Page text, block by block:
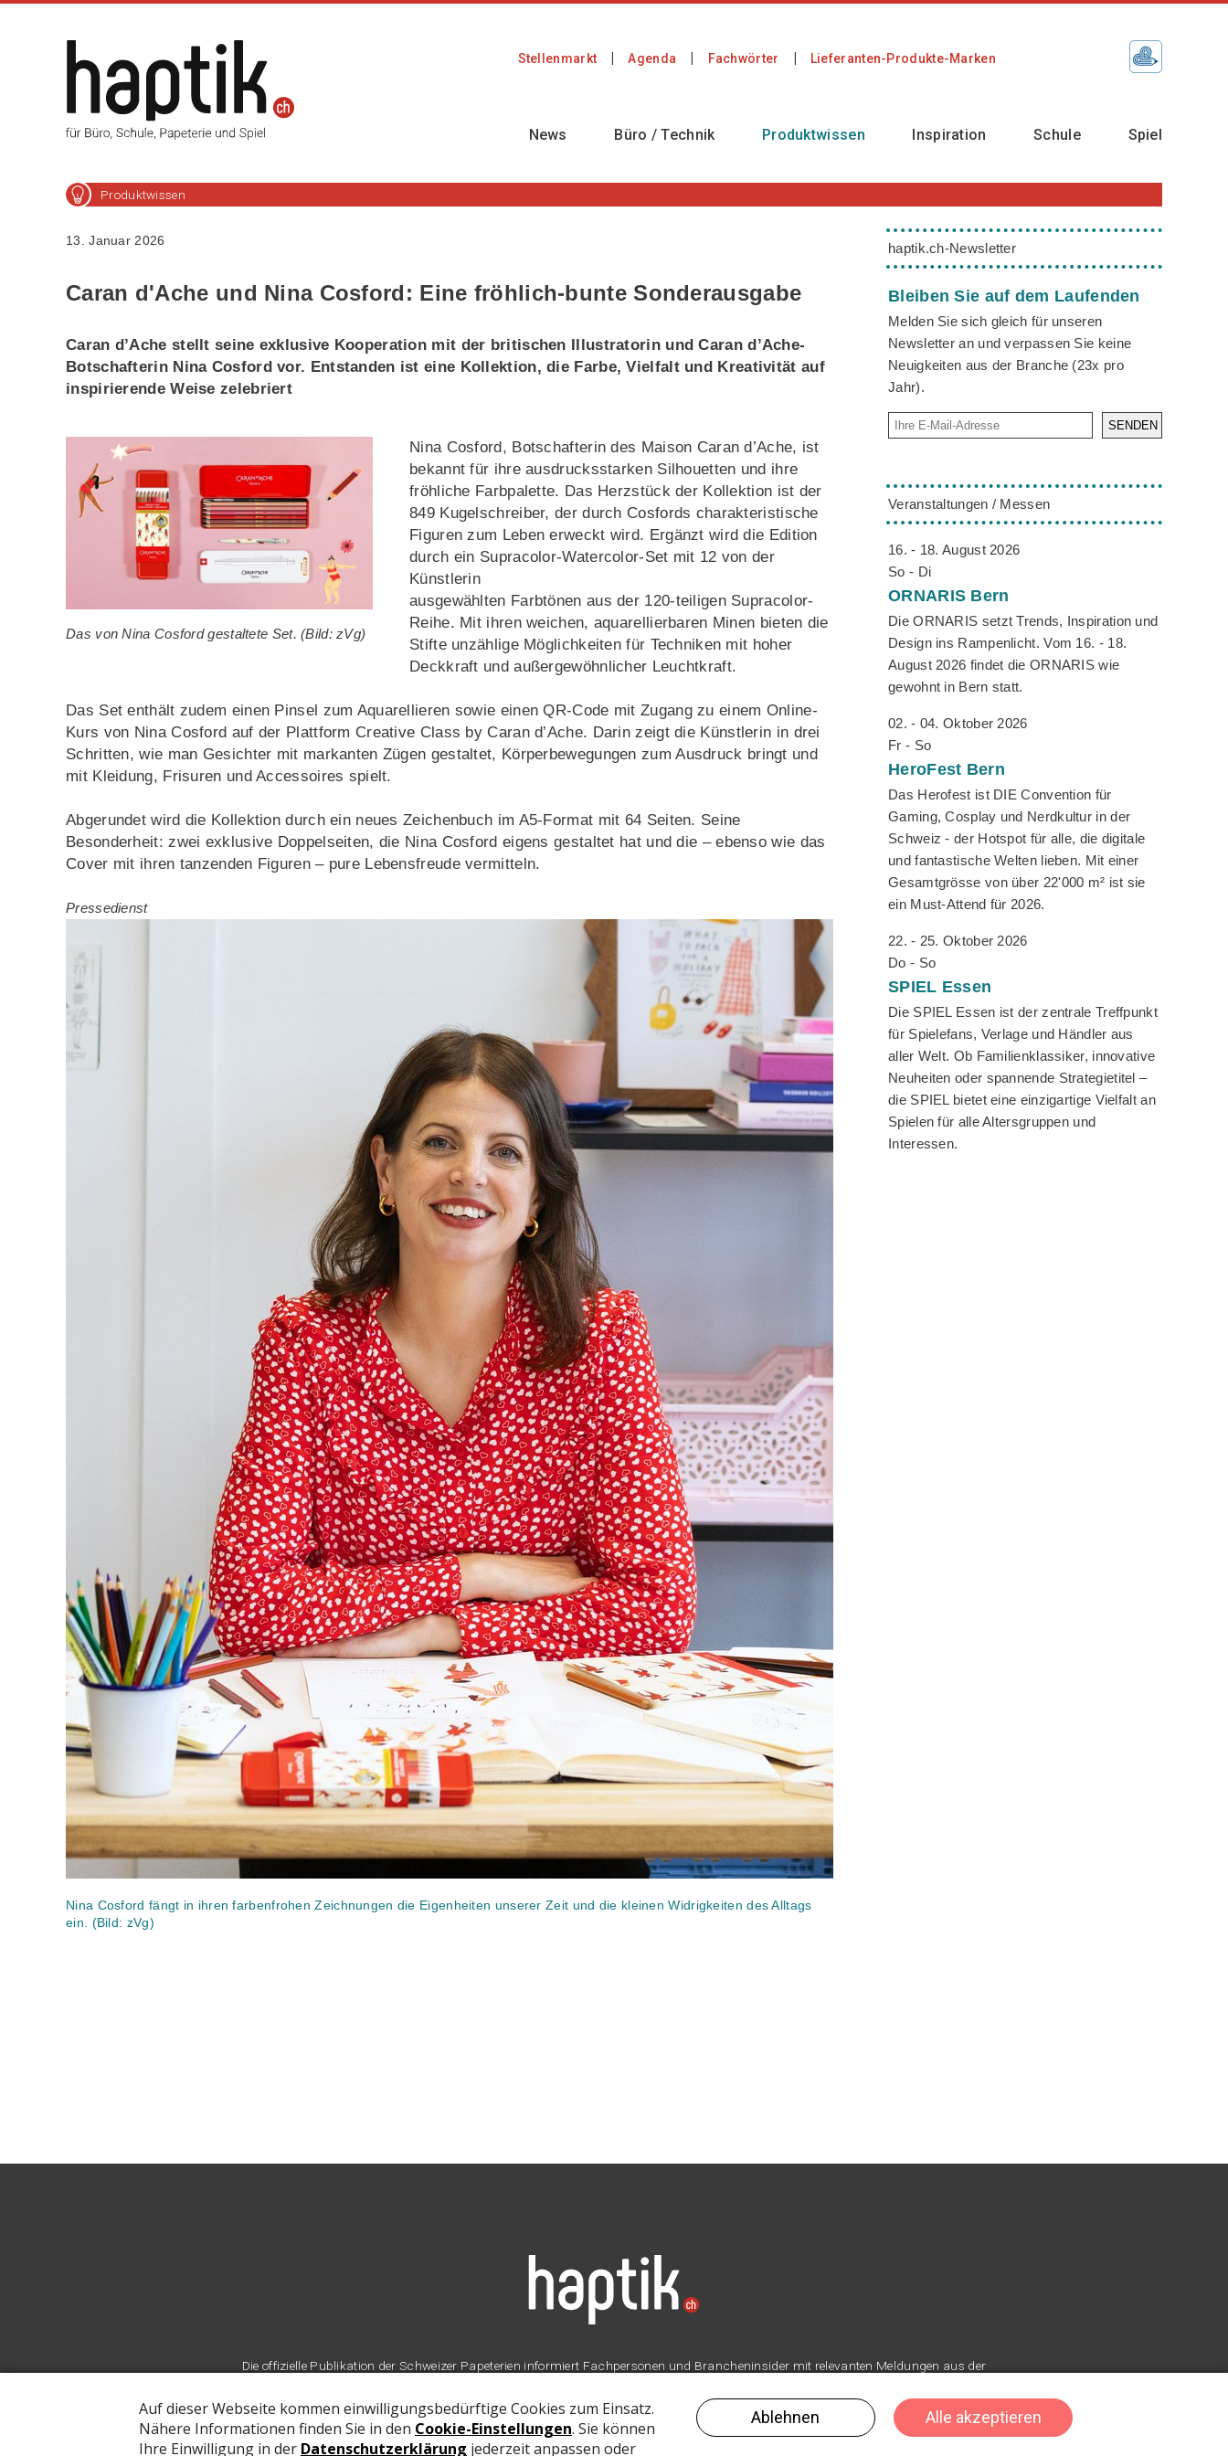
Stellenmarkt Agenda Fachwörter Lieferanten-Produkte-Marken
News Büro / Technik Produktwissen Inspiration Schule Spiel
Produktwissen
13. Januar 2026
Caran d'Ache und Nina Cosford: Eine fröhlich-bunte Sonderausgabe
Caran d’Ache stellt seine exklusive Kooperation mit der britischen Illustratorin und Caran d’Ache-
Botschafterin Nina Cosford vor. Entstanden ist eine Kollektion, die Farbe, Vielfalt und Kreativität auf
inspirierende Weise zelebriert
Das von Nina Cosford gestaltete Set. (Bild: zVg)
Nina Cosford, Botschafterin des Maison Caran d’Ache, ist
bekannt für ihre ausdrucksstarken Silhouetten und ihre
fröhliche Farbpalette. Das Herzstück der Kollektion ist der
849 Kugelschreiber, der durch Cosfords charakteristische
Figuren zum Leben erweckt wird. Ergänzt wird die Edition
durch ein Supracolor-Watercolor-Set mit 12 von der
Künstlerin
ausgewählten Farbtönen aus der 120-teiligen Supracolor-
Reihe. Mit ihren weichen, aquarellierbaren Minen bieten die
Stifte unzählige Möglichkeiten für Techniken mit hoher
Deckkraft und außergewöhnlicher Leuchtkraft.
Das Set enthält zudem einen Pinsel zum Aquarellieren sowie einen QR-Code mit Zugang zu einem Online-
Kurs von Nina Cosford auf der Plattform Creative Class by Caran d’Ache. Darin zeigt die Künstlerin in drei
Schritten, wie man Gesichter mit markanten Zügen gestaltet, Körperbewegungen zum Ausdruck bringt und
mit Kleidung, Frisuren und Accessoires spielt.
Abgerundet wird die Kollektion durch ein neues Zeichenbuch im A5-Format mit 64 Seiten. Seine
Besonderheit: zwei exklusive Doppelseiten, die Nina Cosford eigens gestaltet hat und die – ebenso wie das
Cover mit ihren tanzenden Figuren – pure Lebensfreude vermitteln.
Pressedienst
Nina Cosford fängt in ihren farbenfrohen Zeichnungen die Eigenheiten unserer Zeit und die kleinen Widrigkeiten des Alltags
ein. (Bild: zVg)
haptik.ch-Newsletter
Bleiben Sie auf dem Laufenden
Melden Sie sich gleich für unseren
Newsletter an und verpassen Sie keine
Neuigkeiten aus der Branche (23x pro
Jahr).
SENDEN
Veranstaltungen / Messen
16. - 18. August 2026
So - Di
ORNARIS Bern
Die ORNARIS setzt Trends, Inspiration und
Design ins Rampenlicht. Vom 16. - 18.
August 2026 findet die ORNARIS wie
gewohnt in Bern statt.
02. - 04. Oktober 2026
Fr - So
HeroFest Bern
Das Herofest ist DIE Convention für
Gaming, Cosplay und Nerdkultur in der
Schweiz - der Hotspot für alle, die digitale
und fantastische Welten lieben. Mit einer
Gesamtgrösse von über 22'000 m² ist sie
ein Must-Attend für 2026.
22. - 25. Oktober 2026
Do - So
SPIEL Essen
Die SPIEL Essen ist der zentrale Treffpunkt
für Spielefans, Verlage und Händler aus
aller Welt. Ob Familienklassiker, innovative
Neuheiten oder spannende Strategietitel –
die SPIEL bietet eine einzigartige Vielfalt an
Spielen für alle Altersgruppen und
Interessen.
Die offizielle Publikation der Schweizer Papeterien informiert Fachpersonen und Brancheninsider mit relevanten Meldungen aus der